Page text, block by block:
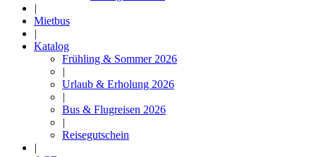
|
Mietbus
|
Katalog
Frühling & Sommer 2026
|
Urlaub & Erholung 2026
|
Bus & Flugreisen 2026
|
Reisegutschein
|